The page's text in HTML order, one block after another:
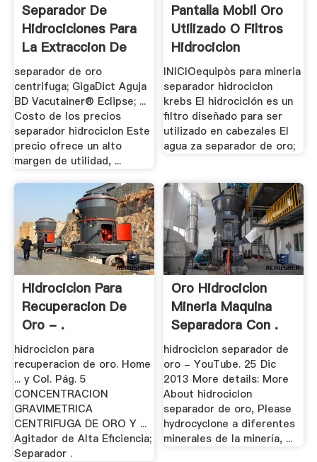
Separador De
Hidrociclones Para
La Extraccion De
Oro
separador de oro
centrifuga; GigaDict Aguja
BD Vacutainer® Eclipse; ...
Costo de los precios
separador hidrociclon Este
precio ofrece un alto
margen de utilidad, ...
Pantalla Mobil Oro
Utilizado O Filtros
Hidrociclon
INICIOequipòs para mineria
separador hidrociclon
krebs El hidrociclón es un
filtro diseñado para ser
utilizado en cabezales El
agua za separador de oro;
Hidrociclon Para
Recuperacion De
Oro - .
hidrociclon para
recuperacion de oro. Home
... y Col. Pág. 5
CONCENTRACION
GRAVIMETRICA
CENTRIFUGA DE ORO Y ...
Agitador de Alta Eficiencia;
Separador .
Oro Hidrociclon
Mineria Maquina
Separadora Con .
hidrociclon separador de
oro - YouTube. 25 Dic
2013 More details: More
About hidrociclon
separador de oro, Please
hydrocyclone a diferentes
minerales de la minería, ...